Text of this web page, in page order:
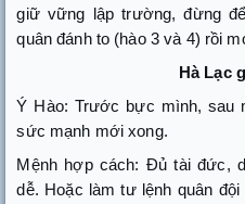
giữ vững lập trường, đừng
quân đánh to (hào 3 và 4) rồi
Hà Lạc
Ý Hào: Trước bực mình, sau
sức mạnh mới xong.
Mệnh hợp cách: Đủ tài đức,
dễ. Hoặc làm tư lệnh quân